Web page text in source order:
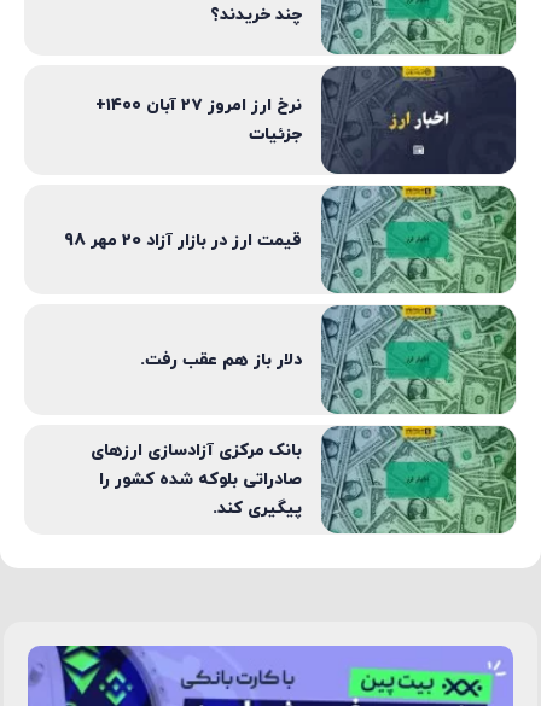
چند خریدند؟
نرخ ارز امروز ۲۷ آبان ۱۴۰۰+
جزئیات
قیمت ارز در بازار آزاد 20 مهر 98
دلار باز هم عقب رفت.
بانک مرکزی آزادسازی ارزهای
صادراتی بلوکه شده کشور را
پیگیری کند.